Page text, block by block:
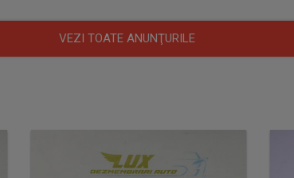
VEZI TOATE ANUNŢURILE